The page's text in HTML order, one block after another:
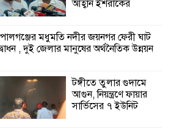
আহ্বান ইশরাকের
মধুমতি নদীর জয়নগর ফেরী ঘাট
, দুই জেলার মানুষের অর্থনৈতিক উন্নয়ন
টঙ্গীতে তুলার গুদামে
আগুন, নিয়ন্ত্রণে ফায়ার
সার্ভিসের ৭ ইউনিট